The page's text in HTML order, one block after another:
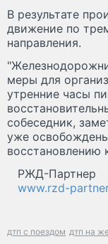
В результате
движение по
направления.
меры для
утренние часы
собеседник,
уже
восстановлению
РЖД-Партнер
www.rzd-
дтп с поездом дтп на